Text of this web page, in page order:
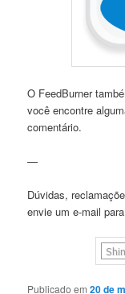
O FeedBurner
você encontre
comentário.
—
Dúvidas,
envie um e-mail para
Publicado em20 de